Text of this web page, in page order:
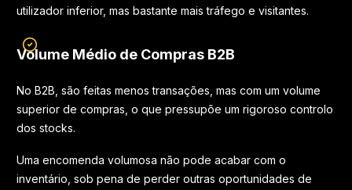
utilizador inferior, mas bastante mais tráfego e visitantes.
Volume Médio de Compras B2B
No B2B, são feitas menos transações, mas com um volume
superior de compras, o que pressupõe um rigoroso controlo
dos stocks.
Uma encomenda volumosa não pode acabar com o
inventário, sob pena de perder outras oportunidades de